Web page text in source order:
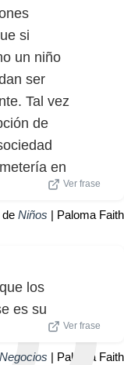
si
un niño
ser
Tal vez
de
en
Ver frase
de Niños | Paloma Faith
los
es su
Ver frase
Negocios | Paloma Faith